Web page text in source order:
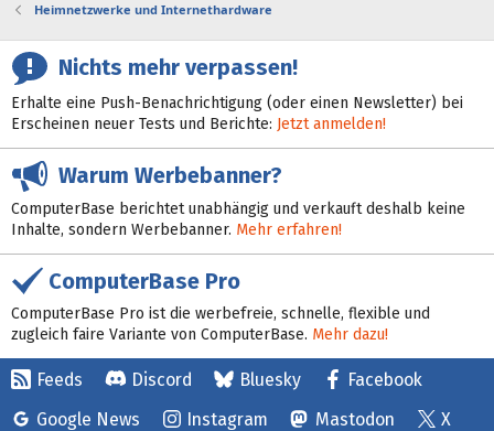
Heimnetzwerke und Internethardware
Nichts mehr verpassen!
Erhalte eine Push-Benachrichtigung (oder einen Newsletter) bei
Erscheinen neuer Tests und Berichte: Jetzt anmelden!
Warum Werbebanner?
ComputerBase berichtet unabhängig und verkauft deshalb keine
Inhalte, sondern Werbebanner. Mehr erfahren!
ComputerBase Pro
ComputerBase Pro ist die werbefreie, schnelle, flexible und
zugleich faire Variante von ComputerBase. Mehr dazu!
Feeds Discord Bluesky
Facebook
Google News
Instagram Mastodon X